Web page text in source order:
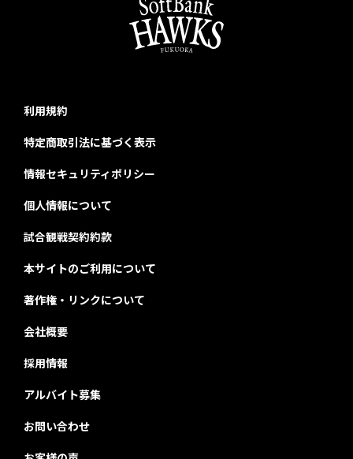
利用規約
特定商取引法に基づく表示
情報セキュリティポリシー
個人情報について
試合観戦契約約款
本サイトのご利用について
著作権・リンクについて
会社概要
採用情報
アルバイト募集
お問い合わせ